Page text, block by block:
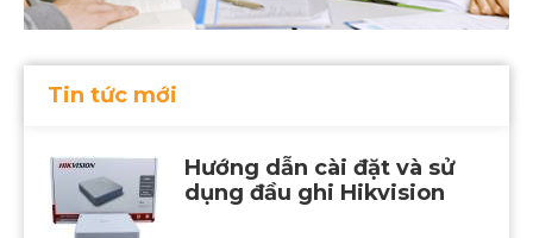
Tin tức mới
Hướng dẫn cài đặt và sử
dụng đầu ghi Hikvision